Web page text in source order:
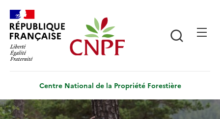
contenu
principal
Centre National de la Propriété Forestière